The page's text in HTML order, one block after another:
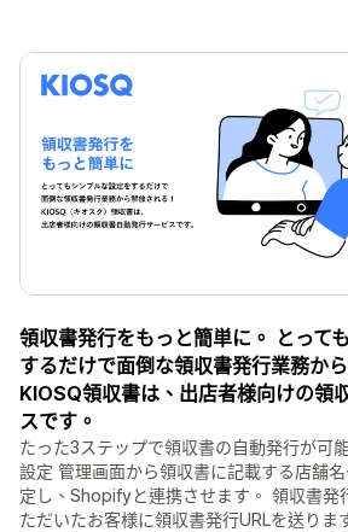
領収書発行をもっと簡単に。 とって
するだけで面倒な領収書発行業務か
KIOSQ領収書は、出店者様向けの領
スです。
たった3ステップで領収書の自動発行が可
設定 管理画面から領収書に記載する店舗
定し、Shopifyと連携させます。 領収書発
ただいたお客様に領収書発行URLを送りま